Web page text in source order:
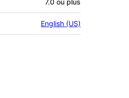
7.0 ou plus
English (US)